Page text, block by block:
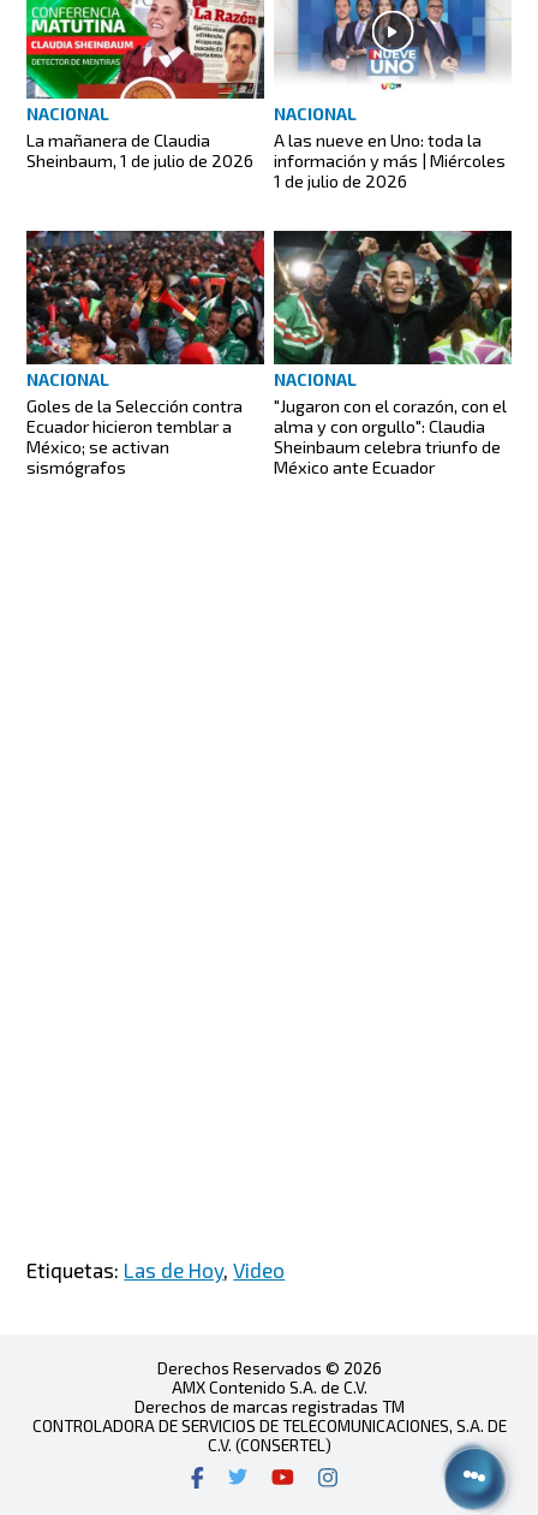
NACIONAL
La mañanera de Claudia
Sheinbaum, 1 de julio de 2026
NACIONAL
A las nueve en Uno: toda la
información y más | Miércoles
1 de julio de 2026
NACIONAL
Goles de la Selección contra
Ecuador hicieron temblar a
México; se activan
sismógrafos
NACIONAL
"Jugaron con el corazón, con el
alma y con orgullo": Claudia
Sheinbaum celebra triunfo de
México ante Ecuador
Etiquetas: Las de Hoy,Video
Derechos Reservados © 2026
AMX Contenido S.A. de C.V.
Derechos de marcas registradas TM
CONTROLADORA DE SERVICIOS DE TELECOMUNICACIONES, S.A. DE
C.V. (CONSERTEL)